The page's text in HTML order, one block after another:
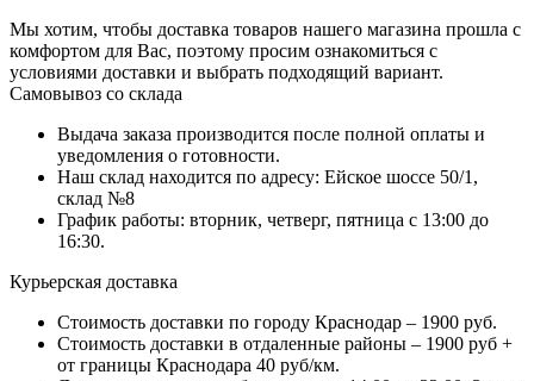
Мы хотим, чтобы доставка товаров нашего магазина прошла с
комфортом для Вас, поэтому просим ознакомиться с
условиями доставки и выбрать подходящий вариант.
Самовывоз со склада
Выдача заказа производится после полной оплаты и
уведомления о готовности.
Наш склад находится по адресу: Ейское шоссе 50/1,
склад №8
График работы: вторник, четверг, пятница с 13:00 до
16:30.
Курьерская доставка
Стоимость доставки по городу Краснодар – 1900 руб.
Стоимость доставки в отдаленные районы – 1900 руб +
от границы Краснодара 40 руб/км.